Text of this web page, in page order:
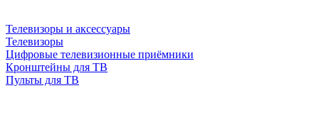
Телевизоры и аксессуары
Телевизоры
Цифровые телевизионные приёмники
Кронштейны для ТВ
Пульты для ТВ